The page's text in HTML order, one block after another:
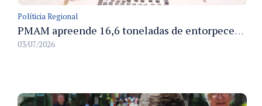
Políticia Regional
PMAM apreende 16,6 toneladas de entorpecentes e registra aumento nas prisões em flagrante e nas capturas de foragidos no primeiro semestre de 2026
03/07/2026